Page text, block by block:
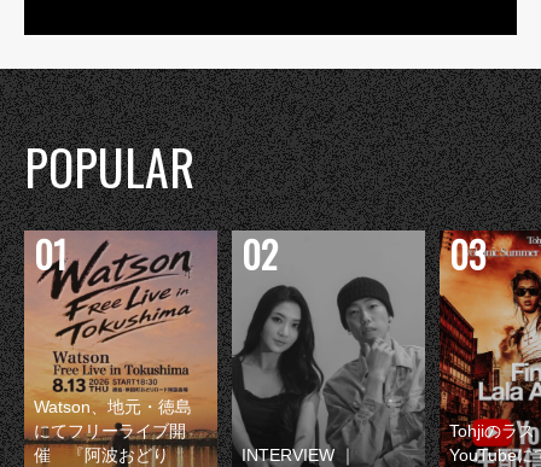
POPULAR
Watson、地元・徳島
にてフリーライブ開
催 『阿波おどり
INTERVIEW ｜
Tohjiのラス
YouTubeに